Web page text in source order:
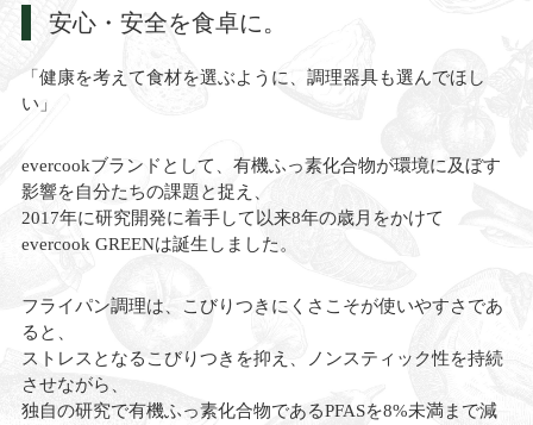
安心・安全を食卓に。
「健康を考えて食材を選ぶように、調理器具も選んでほし
い」
evercookブランドとして、有機ふっ素化合物が環境に及ぼす
影響を自分たちの課題と捉え、
2017年に研究開発に着手して以来8年の歳月をかけて
evercook GREENは誕生しました。
フライパン調理は、こびりつきにくさこそが使いやすさであ
ると、
ストレスとなるこびりつきを抑え、ノンスティック性を持続
させながら、
独自の研究で有機ふっ素化合物であるPFASを8%未満まで減